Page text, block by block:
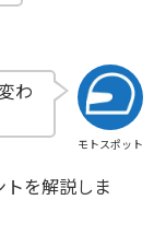
モトスポット
わ
を解説しま